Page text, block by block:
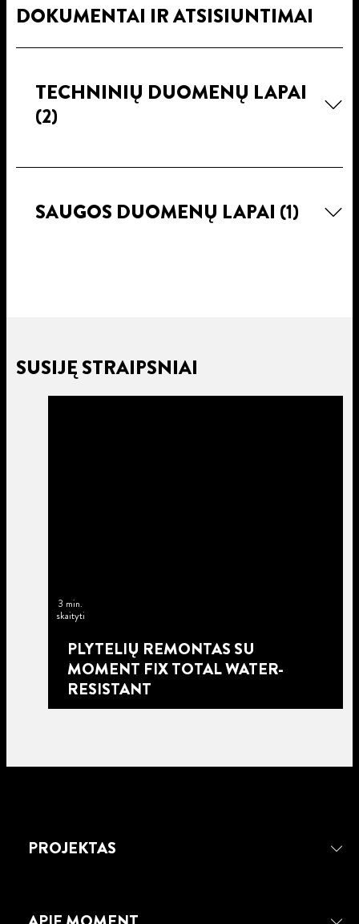
DOKUMENTAI IR ATSISIUNTIMAI
TECHNINIŲ DUOMENŲ LAPAI
(2)
SAUGOS DUOMENŲ LAPAI (1)
SUSIJĘ STRAIPSNIAI
3 min.
skaityti
PLYTELIŲ REMONTAS SU
MOMENT FIX TOTAL WATER-
RESISTANT
PROJEKTAS